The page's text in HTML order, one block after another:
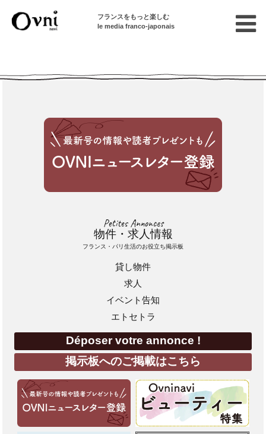
フランスをもっと楽しむ
le media franco-japonais
Petites Annonces
物件・求人情報
フランス・パリ生活のお役立ち掲示板
貸し物件
求人
イベント告知
エトセトラ
Déposer votre annonce !
掲示板へのご掲載はこちら